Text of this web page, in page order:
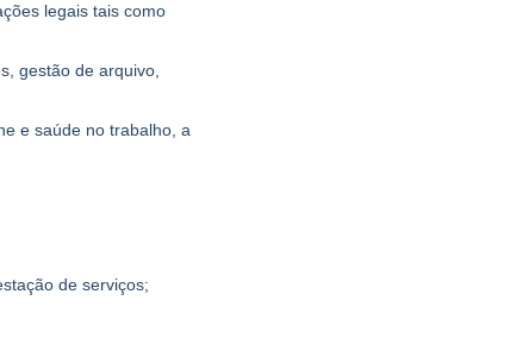
legais tais como
gestão de arquivo,
e saúde no trabalho, a
de serviços;